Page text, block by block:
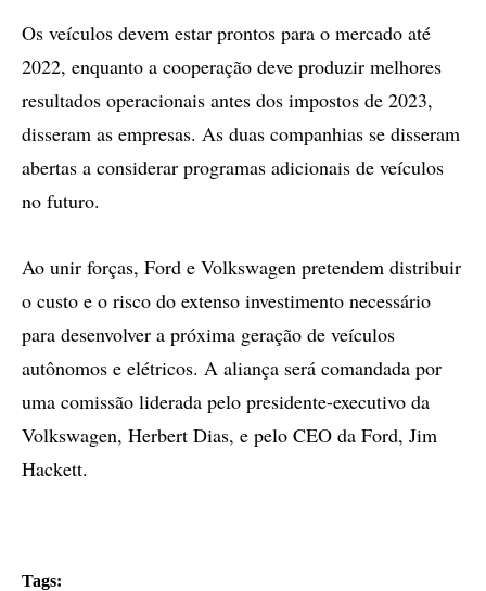
Os veículos devem estar prontos para o mercado até
2022, enquanto a cooperação deve produzir melhores
resultados operacionais antes dos impostos de 2023,
disseram as empresas. As duas companhias se disseram
abertas a considerar programas adicionais de veículos
no futuro.
Ao unir forças, Ford e Volkswagen pretendem distribuir
o custo e o risco do extenso investimento necessário
para desenvolver a próxima geração de veículos
autônomos e elétricos. A aliança será comandada por
uma comissão liderada pelo presidente-executivo da
Volkswagen, Herbert Dias, e pelo CEO da Ford, Jim
Hackett.
Tags: